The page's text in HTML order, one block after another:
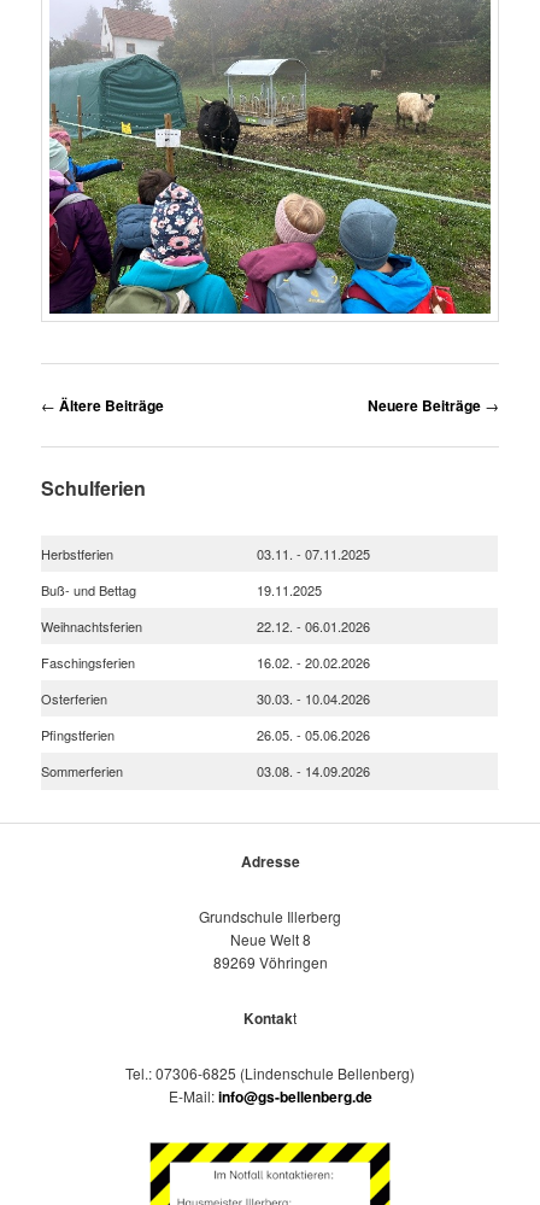
Beitragsnavigation
← Ältere Beiträge Neuere Beiträge →
Schulferien
Herbstferien
03.11. - 07.11.2025
Buß- und Bettag
19.11.2025
Weihnachtsferien
22.12. - 06.01.2026
Faschingsferien
16.02. - 20.02.2026
Osterferien
30.03. - 10.04.2026
Pfingstferien
26.05. - 05.06.2026
Sommerferien
03.08. - 14.09.2026
Adresse
Grundschule Illerberg
Neue Welt 8
89269 Vöhringen
Kontakt
Tel.: 07306-6825 (Lindenschule Bellenberg)
E-Mail:info@gs-bellenberg.de